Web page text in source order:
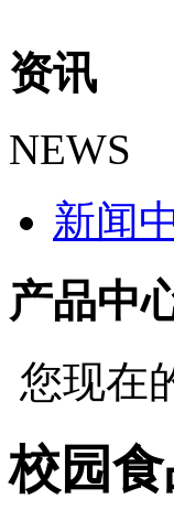
资讯
NEWS
新闻
产品中
您现在
校园